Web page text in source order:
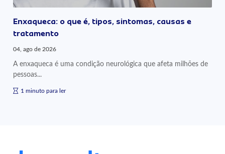
Enxaqueca: o que é, tipos, sintomas, causas e
tratamento
04, ago de 2026
A enxaqueca é uma condição neurológica que afeta milhões de
pessoas...
1 minuto para ler